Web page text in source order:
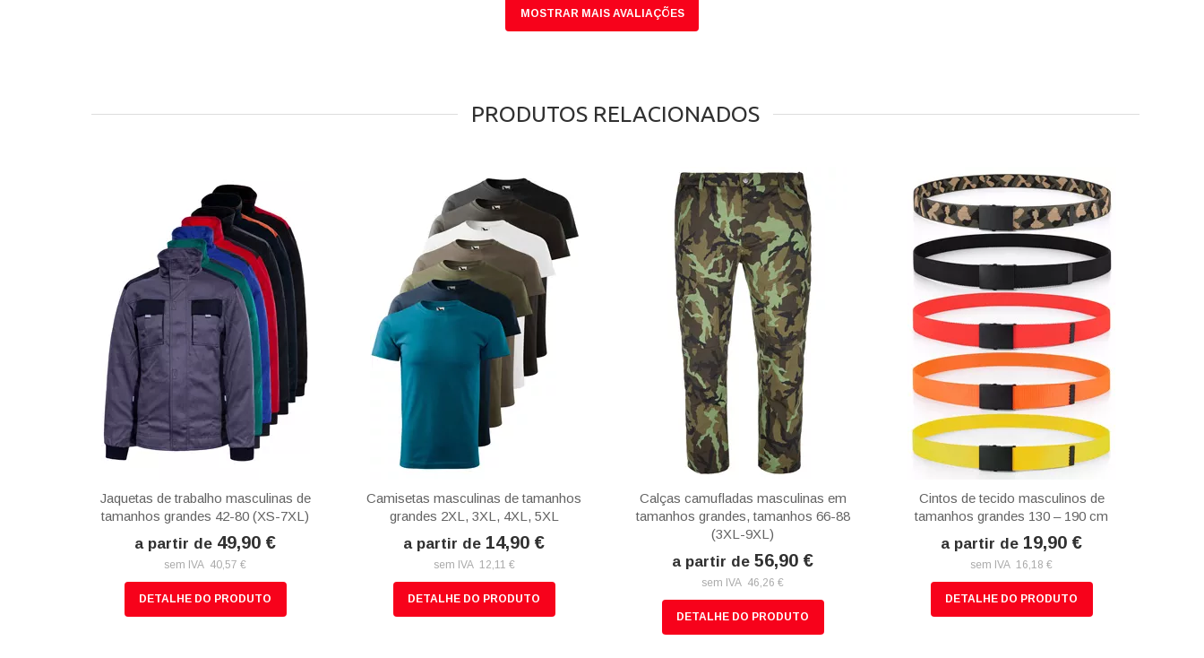
MOSTRAR MAIS AVALIAÇÕES
PRODUTOS RELACIONADOS
Jaquetas de trabalho masculinas de
tamanhos grandes 42-80 (XS-7XL)
a partir de 49,90 €
sem IVA 40,57 €
DETALHE DO PRODUTO
Camisetas masculinas de tamanhos
grandes 2XL, 3XL, 4XL, 5XL
a partir de 14,90 €
sem IVA 12,11 €
DETALHE DO PRODUTO
Calças camufladas masculinas em
tamanhos grandes, tamanhos 66-88
(3XL-9XL)
a partir de 56,90 €
sem IVA 46,26 €
DETALHE DO PRODUTO
Cintos de tecido masculinos de
tamanhos grandes 130 – 190 cm
a partir de 19,90 €
sem IVA 16,18 €
DETALHE DO PRODUTO